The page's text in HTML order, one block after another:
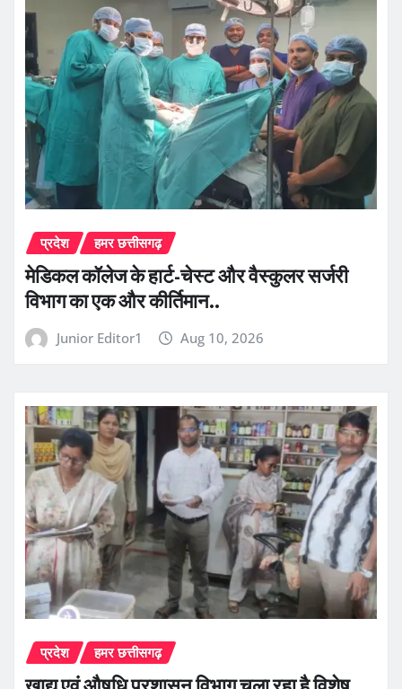
प्रदेश हमर छत्तीसगढ़
​मेडिकल कॉलेज के हार्ट-चेस्ट और वैस्कुलर सर्जरी
विभाग का एक और कीर्तिमान..
Junior Editor1 Aug 10, 2026
प्रदेश हमर छत्तीसगढ़